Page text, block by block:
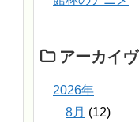
アーカイヴ
2026年
8月 (12)